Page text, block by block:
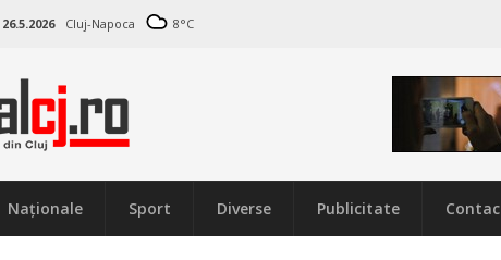
26.5.2026 Cluj-Napoca 8°C
Naţionale Sport Diverse Publicitate